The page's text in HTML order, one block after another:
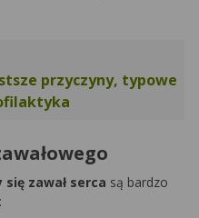
przyczyny, typowe
zawał serca są bardzo